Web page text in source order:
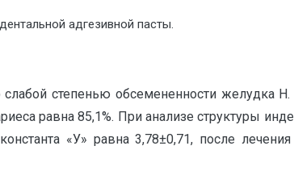
адгезивной пасты.
степенью обсемененности желудка
равна 85,1%. При анализе структуры
«У» равна 3,78±0,71, после